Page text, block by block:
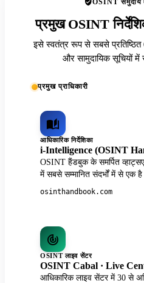
OSINT समुदाय
प्रमुख OSINT
इसे स्वतंत्र रूप से सबसे प्रतिष्ठित
और सामुदायिक सूचियों में
प्रमुख प्राधिकारी
आधिकारिक निर्देशिका
i-Intelligence (OSINT
OSINT हैंडबुक के समर्पित
में सबसे सम्मानित संदर्भों में से एक
osinthandbook.com
OSINT लाइव सेंटर
OSINT Cabal · Live
आधिकारिक लाइव सेंटर में 30 से